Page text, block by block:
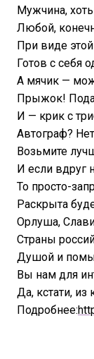
Мужчина,
Любой,
При виде
Готов с себя
А мячик —
Прыжок!
И — крик с
Автограф?
Возьмите
И если вдруг
То просто-
Раскрыта
Орлуша,
Страны
Душой и
Вы нам для
Да, кстати, из
Подробнее: